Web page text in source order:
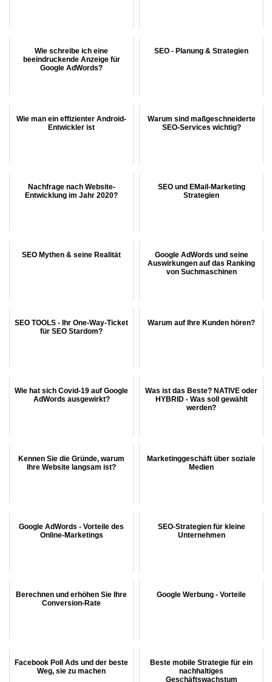
Wie schreibe ich eine
beeindruckende Anzeige für
Google AdWords?
SEO - Planung & Strategien
Wie man ein effizienter Android-
Entwickler ist
Warum sind maßgeschneiderte
SEO-Services wichtig?
Nachfrage nach Website-
Entwicklung im Jahr 2020?
SEO und EMail-Marketing
Strategien
SEO Mythen & seine Realität
Google AdWords und seine
Auswirkungen auf das Ranking
von Suchmaschinen
SEO TOOLS - Ihr One-Way-Ticket
für SEO Stardom?
Warum auf Ihre Kunden hören?
Wie hat sich Covid-19 auf Google
AdWords ausgewirkt?
Was ist das Beste? NATIVE oder
HYBRID - Was soll gewählt
werden?
Kennen Sie die Gründe, warum
Ihre Website langsam ist?
Marketinggeschäft über soziale
Medien
Google AdWords - Vorteile des
Online-Marketings
SEO-Strategien für kleine
Unternehmen
Berechnen und erhöhen Sie Ihre
Conversion-Rate
Google Werbung - Vorteile
Facebook Poll Ads und der beste
Weg, sie zu machen
Beste mobile Strategie für ein
nachhaltiges
Geschäftswachstum